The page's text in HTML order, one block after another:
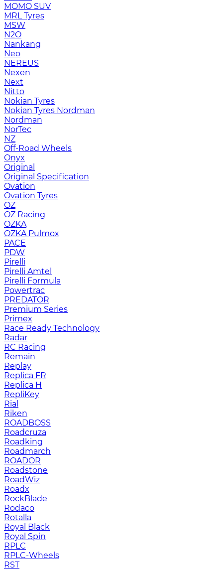
MOMO SUV
MRL Tyres
MSW
N2O
Nankang
Neo
NEREUS
Nexen
Next
Nitto
Nokian Tyres
Nokian Tyres Nordman
Nordman
NorTec
NZ
Off-Road Wheels
Onyx
Original
Original Specification
Ovation
Ovation Tyres
OZ
OZ Racing
OZKA
OZKA Pulmox
PACE
PDW
Pirelli
Pirelli Amtel
Pirelli Formula
Powertrac
PREDATOR
Premium Series
Primex
Race Ready Technology
Radar
RC Racing
Remain
Replay
Replica FR
Replica H
RepliKey
Rial
Riken
ROADBOSS
Roadcruza
Roadking
Roadmarch
ROADOR
Roadstone
RoadWiz
Roadx
RockBlade
Rodaco
Rotalla
Royal Black
Royal Spin
RPLC
RPLC-Wheels
RST